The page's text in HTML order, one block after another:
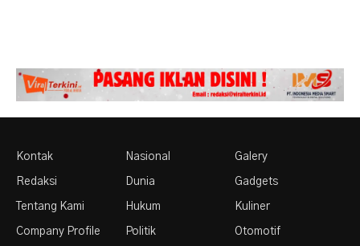
Kontak
Redaksi
Tentang Kami
Company Profile
Nasional
Dunia
Hukum
Politik
Galery
Gadgets
Kuliner
Otomotif